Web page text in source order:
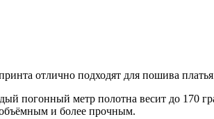
отлично подходят для пошива
погонный метр полотна весит до 170
объёмным и более прочным.